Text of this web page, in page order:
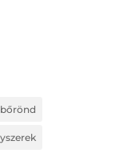
bőrönd